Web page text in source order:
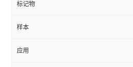
标记物
样本
应用